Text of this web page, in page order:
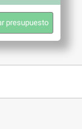
presupuesto